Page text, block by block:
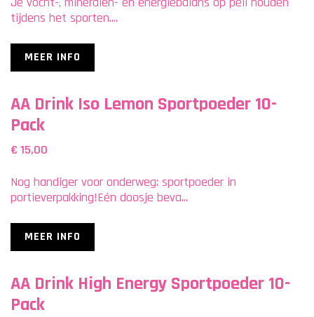
tijdens het sporten....
MEER INFO
AA Drink Iso Lemon Sportpoeder 10-
Pack
€ 15,00
Nog handiger voor onderweg: sportpoeder in
portieverpakking!Eén doosje beva...
MEER INFO
AA Drink High Energy Sportpoeder 10-
Pack